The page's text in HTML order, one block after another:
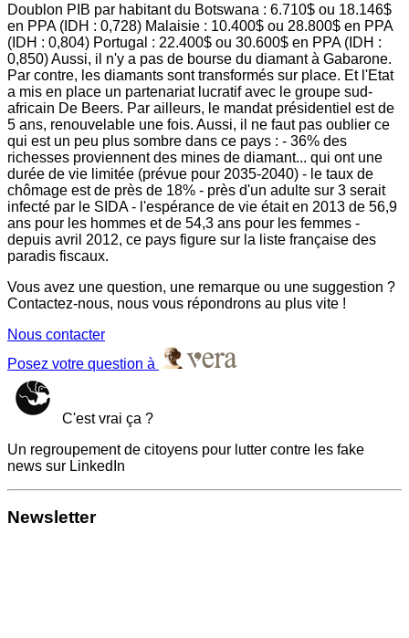
Doublon PIB par habitant du Botswana : 6.710$ ou 18.146$
en PPA (IDH : 0,728) Malaisie : 10.400$ ou 28.800$ en PPA
(IDH : 0,804) Portugal : 22.400$ ou 30.600$ en PPA (IDH :
0,850) Aussi, il n'y a pas de bourse du diamant à Gabarone.
Par contre, les diamants sont transformés sur place. Et l'Etat
a mis en place un partenariat lucratif avec le groupe sud-
africain De Beers. Par ailleurs, le mandat présidentiel est de
5 ans, renouvelable une fois. Aussi, il ne faut pas oublier ce
qui est un peu plus sombre dans ce pays : - 36% des
richesses proviennent des mines de diamant... qui ont une
durée de vie limitée (prévue pour 2035-2040) - le taux de
chômage est de près de 18% - près d'un adulte sur 3 serait
infecté par le SIDA - l'espérance de vie était en 2013 de 56,9
ans pour les hommes et de 54,3 ans pour les femmes -
depuis avril 2012, ce pays figure sur la liste française des
paradis fiscaux.
Vous avez une question, une remarque ou une suggestion ?
Contactez-nous, nous vous répondrons au plus vite !
Nous contacter
Posez votre question à
C'est vrai ça ?
Un regroupement de citoyens pour lutter contre les fake
news sur LinkedIn
Newsletter